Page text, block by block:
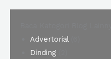
Advertorial(6)
Dinding